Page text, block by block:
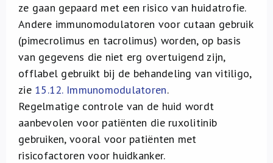
ze gaan gepaard met een risico van huidatrofie.
Andere immunomodulatoren voor cutaan gebruik
(pimecrolimus en tacrolimus) worden, op basis
van gegevens die niet erg overtuigend zijn,
offlabel gebruikt bij de behandeling van vitiligo,
zie 15.12. Immunomodulatoren.
Regelmatige controle van de huid wordt
aanbevolen voor patiënten die ruxolitinib
gebruiken, vooral voor patiënten met
risicofactoren voor huidkanker.